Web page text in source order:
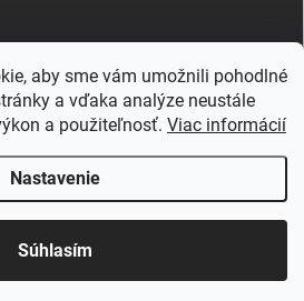
aby sme vám umožnili pohodlné
a vďaka analýze neustále
a použiteľnosť. Viac informácií
Nastavenie
Súhlasím
Sanlux.sk . Všetky práva vyhradené.